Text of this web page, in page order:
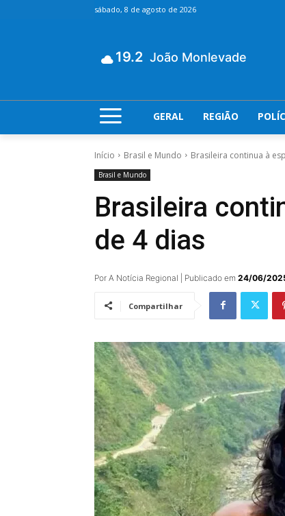
sábado, 8 de agosto de 2026
19.2 João Monlevade
GERAL REGIÃO
Início Brasil e Mundo Brasileira continua à
Brasil e Mundo
Brasileira
de 4 dias
Por A Notícia Regional | Publicado em 24/06/
Compartilhar